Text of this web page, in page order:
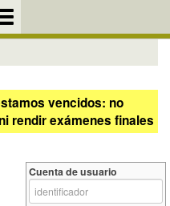
vencidos: no
rendir exámenes finales
Cuenta de usuario